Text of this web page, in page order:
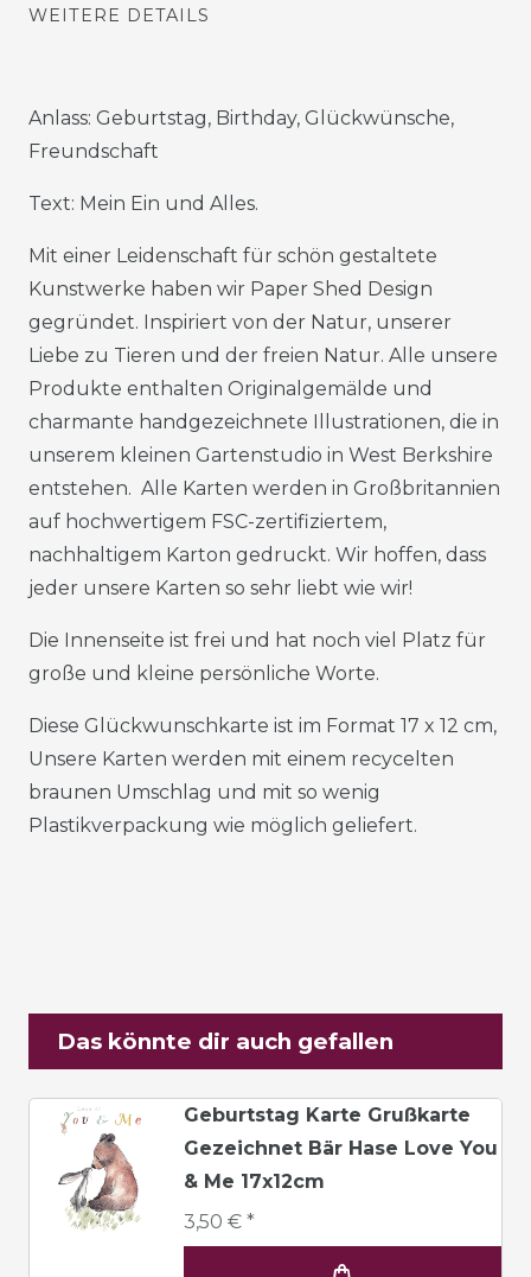
WEITERE DETAILS
Anlass: Geburtstag, Birthday, Glückwünsche,
Freundschaft
Text: Mein Ein und Alles.
Mit einer Leidenschaft für schön gestaltete
Kunstwerke haben wir Paper Shed Design
gegründet. Inspiriert von der Natur, unserer
Liebe zu Tieren und der freien Natur. Alle unsere
Produkte enthalten Originalgemälde und
charmante handgezeichnete Illustrationen, die in
unserem kleinen Gartenstudio in West Berkshire
entstehen. Alle Karten werden in Großbritannien
auf hochwertigem FSC-zertifiziertem,
nachhaltigem Karton gedruckt. Wir hoffen, dass
jeder unsere Karten so sehr liebt wie wir!
Die Innenseite ist frei und hat noch viel Platz für
große und kleine persönliche Worte.
Diese Glückwunschkarte ist im Format 17 x 12 cm,
Unsere Karten werden mit einem recycelten
braunen Umschlag und mit so wenig
Plastikverpackung wie möglich geliefert.
Das könnte dir auch gefallen
Geburtstag Karte Grußkarte
Gezeichnet Bär Hase Love You
& Me 17x12cm
3,50 € *